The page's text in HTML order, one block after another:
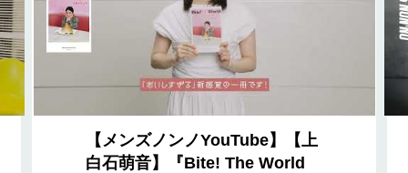
【メンズノンノYouTube】【上
白石萌音】『Bite! The World